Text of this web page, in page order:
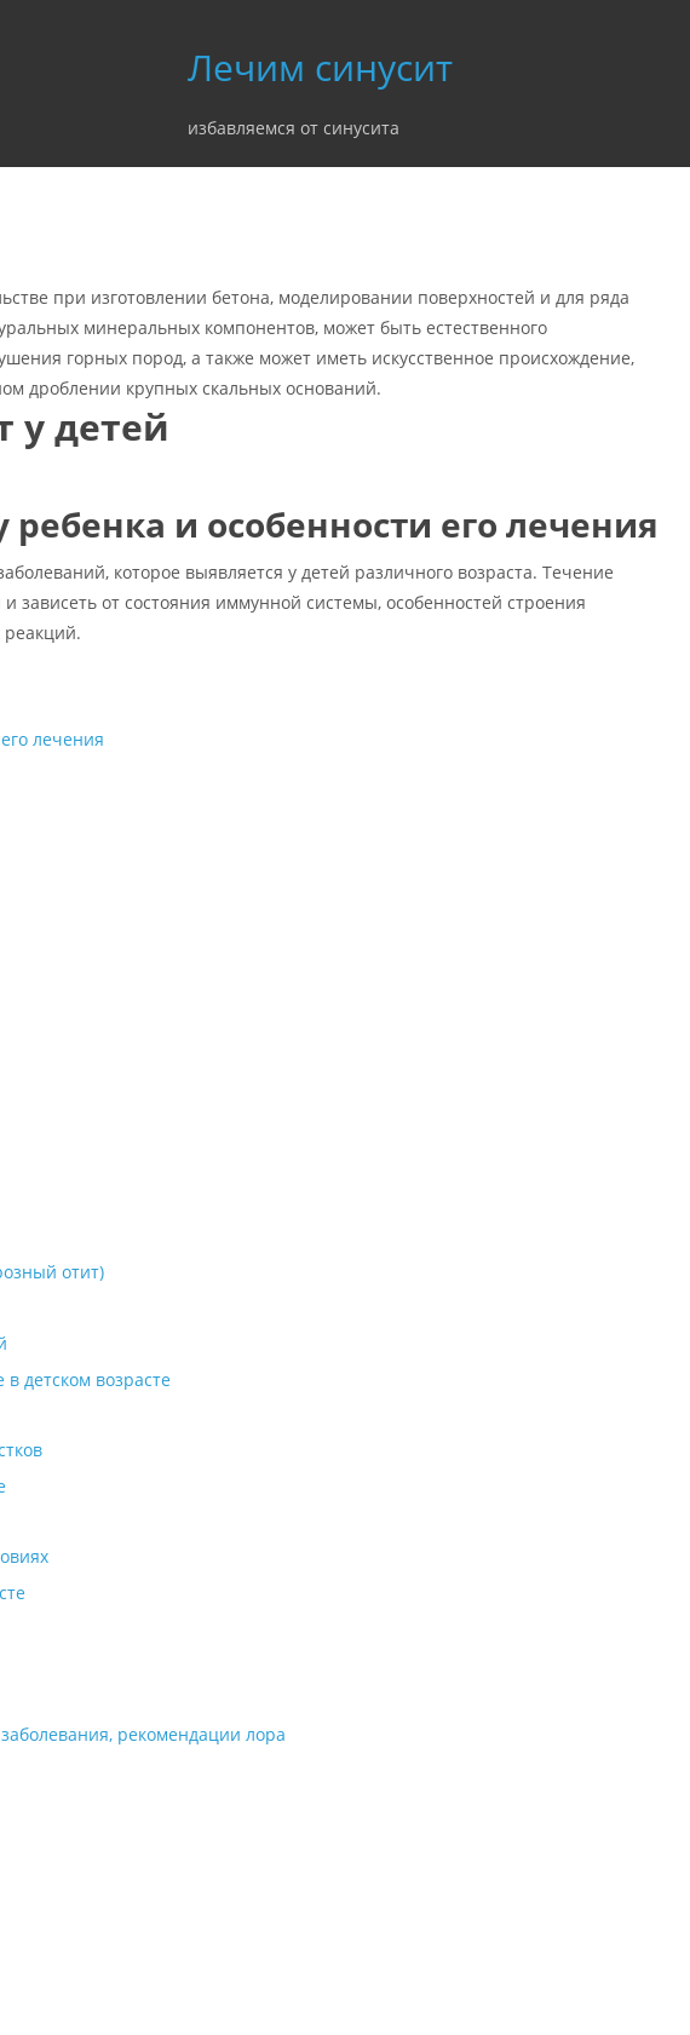
Лечим синусит
избавляемся от синусита
при изготовлении бетона, моделировании поверхностей и для ряда
минеральных компонентов, может быть естественного
горных пород, а также может иметь искусственное происхождение,
дроблении крупных скальных оснований.
у детей
и особенности его лечения
которое выявляется у детей различного возраста. Течение
зависеть от состояния иммунной системы, особенностей строения
реакций.
лечения
отит)
детском возрасте
рекомендации лора